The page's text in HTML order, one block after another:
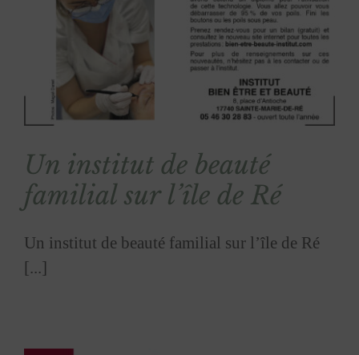
Un institut de beauté
familial sur l’île de Ré
Un institut de beauté familial sur l’île de Ré
[...]